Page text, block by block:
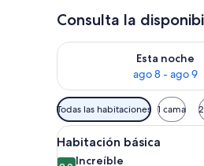
Consulta la
Esta noche
ago 8 - ago 9
Consulta la
Filtros
disponibles
para
las
Todas las habitaciones 1 cama
Abrir
todas
5
Habitación básica
Increíble